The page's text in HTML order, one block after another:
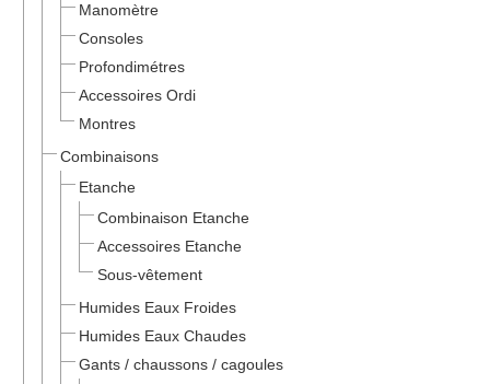
Manomètre
Consoles
Profondimétres
Accessoires Ordi
Montres
Combinaisons
Etanche
Combinaison Etanche
Accessoires Etanche
Sous-vêtement
Humides Eaux Froides
Humides Eaux Chaudes
Gants / chaussons / cagoules